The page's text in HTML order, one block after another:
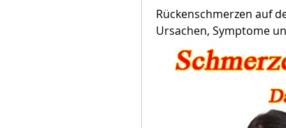
Rückenschmerzen auf
Ursachen, Symptome